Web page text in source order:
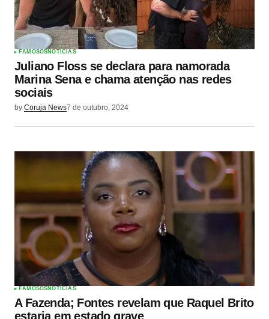
FAMOSOSNOTÍCIAS
Juliano Floss se declara para namorada
Marina Sena e chama atenção nas redes
sociais
by Coruja News7 de outubro, 2024
FAMOSOSNOTÍCIAS
A Fazenda; Fontes revelam que Raquel Brito
estaria em estado grave